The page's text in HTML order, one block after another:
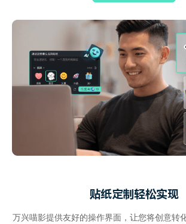
贴纸定制轻松实现
万兴喵影提供友好的操作界面，让您将创意转